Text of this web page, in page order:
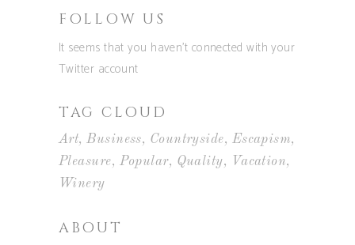
FOLLOW US
It seems that you haven't connected with your
Twitter account
TAG CLOUD
Art Business Countryside
Escapism
Pleasure
Popular Quality
Vacation
Winery
ABOUT